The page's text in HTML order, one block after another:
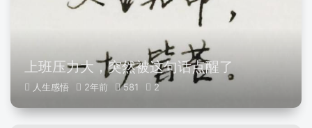
上班压力大，突然被这句话点醒了
人生感悟 2年前 581 2